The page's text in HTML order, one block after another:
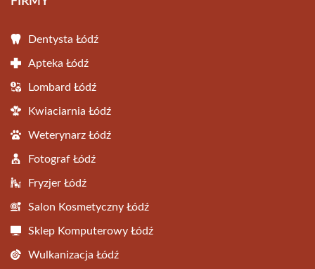
Dentysta Łódź
Apteka Łódź
Lombard Łódź
Kwiaciarnia Łódź
Weterynarz Łódź
Fotograf Łódź
Fryzjer Łódź
Salon Kosmetyczny Łódź
Sklep Komputerowy Łódź
Wulkanizacja Łódź